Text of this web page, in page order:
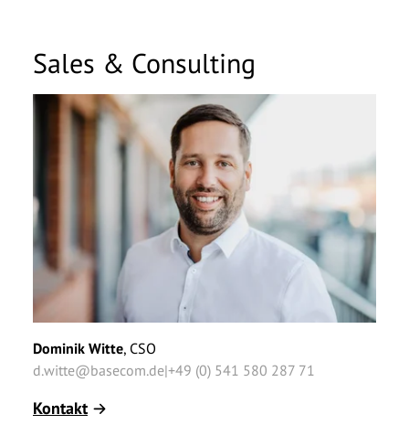
Sales & Consulting
Dominik Witte, CSO
d.witte@basecom.de|+49 (0) 541 580 287 71
Kontakt
Nachname*
Unternehmen*
E-Mail
Telefonnummer
Nachricht
Vorname*
Nachname*
E-Mail
Telefonnummer
Nachricht